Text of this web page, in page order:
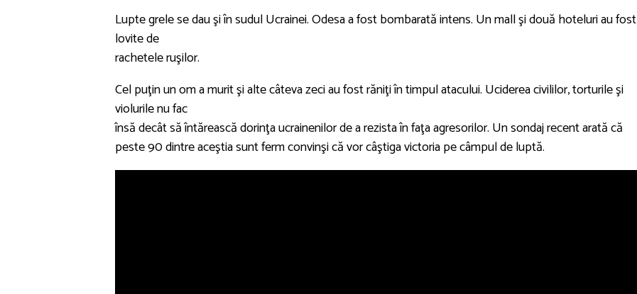
Lupte grele se dau şi în sudul Ucrainei. Odesa a fost bombarată intens. Un mall şi două hoteluri au fost
lovite de
rachetele ruşilor.
Cel puţin un om a murit şi alte câteva zeci au fost răniţi în timpul atacului. Uciderea civililor, torturile şi
violurile nu fac
însă decât să întărească dorinţa ucrainenilor de a rezista în faţa agresorilor. Un sondaj recent arată că
peste 90 dintre aceştia sunt ferm convinşi că vor câştiga victoria pe câmpul de luptă.